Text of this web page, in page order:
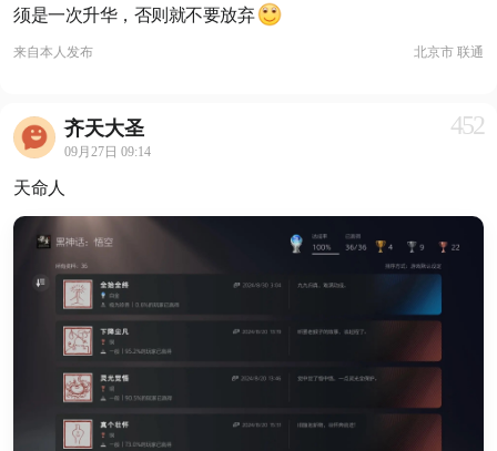
须是一次升华，否则就不要放弃
来自本人发布 北京市 联通
齐天大圣
09月27日 09:14
452
天命人